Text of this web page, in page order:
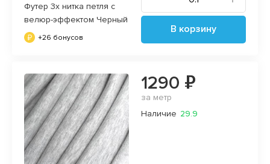
Футер 3х нитка петля с
велюр-эффектом Черный
+26 бонусов
В корзину
1290 ₽
за метр
Наличие 29.9